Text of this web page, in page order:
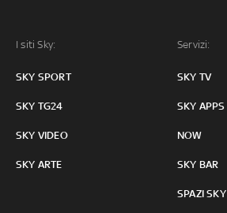
I siti Sky:
SKY SPORT
SKY TG24
SKY VIDEO
SKY ARTE
Servizi:
SKY TV
SKY APPS
NOW
SKY BAR
SPAZI SKY